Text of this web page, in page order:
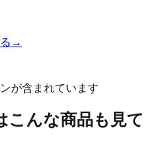
→
が含まれています
こんな商品も見て